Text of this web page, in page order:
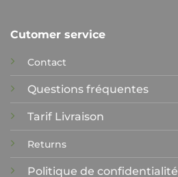
Cutomer service
Contact
Questions fréquentes
Tarif Livraison
Returns
Politique de confidentialité